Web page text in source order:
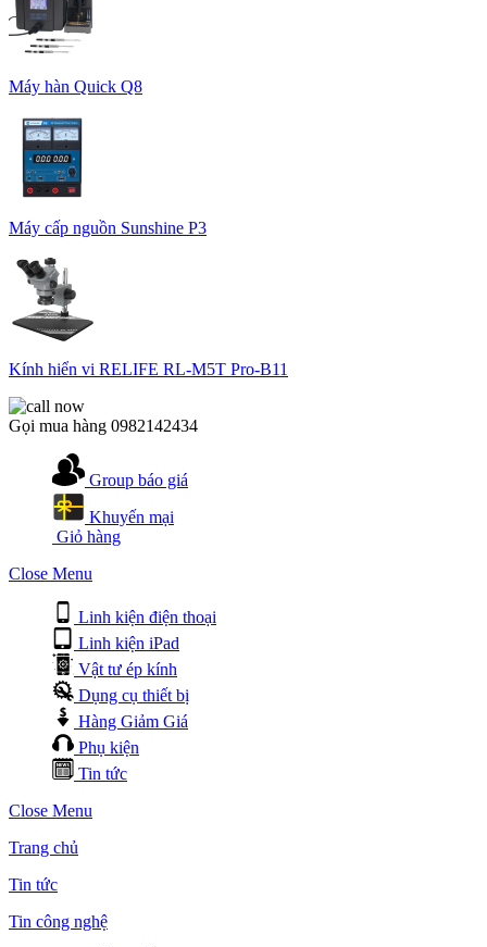
Máy hàn Quick Q8
Máy cấp nguồn Sunshine P3
Kính hiển vi RELIFE RL-M5T Pro-B11
Gọi mua hàng 0982142434
Group báo giá
Khuyến mại
Giỏ hàng
Close Menu
Linh kiện điện thoại
Linh kiện iPad
Vật tư ép kính
Dụng cụ thiết bị
Hàng Giảm Giá
Phụ kiện
Tin tức
Close Menu
Trang chủ
Tin tức
Tin công nghệ